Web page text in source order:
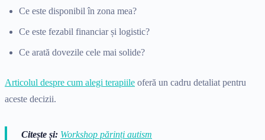
Ce este disponibil în zona mea?
Ce este fezabil financiar și logistic?
Ce arată dovezile cele mai solide?
Articolul despre cum alegi terapiile oferă un cadru detaliat pentru
aceste decizii.
Citește și: Workshop părinți autism